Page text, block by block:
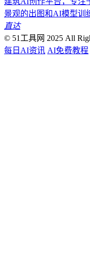
景观的出图和AI模型训
直达
© 51工具网 2025 All
每日AI资讯 AI免费教程